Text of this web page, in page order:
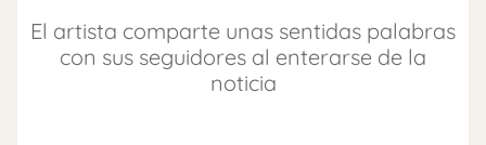
El artista comparte unas sentidas palabras
con sus seguidores al enterarse de la
noticia